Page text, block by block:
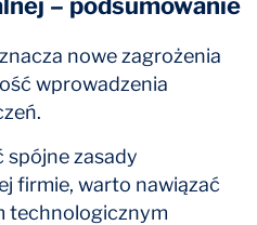
nowe zagrożenia
wprowadzenia
spójne zasady
firmie, warto nawiązać
technologicznym